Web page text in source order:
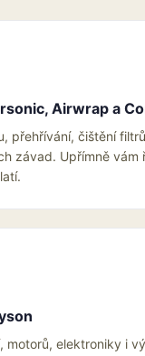
Airwrap a
přehřívání, čištění
závad. Upřímně vám
motorů, elektroniky i